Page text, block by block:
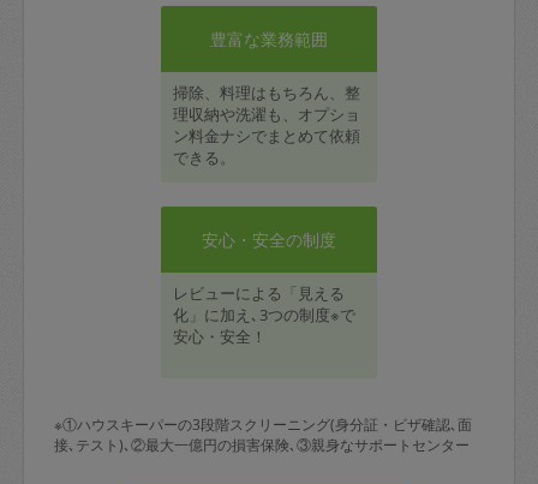
豊富な業務範囲
掃除、料理はもちろん、整
理収納や洗濯も、オプショ
ン料金ナシでまとめて依頼
できる。
安心・安全の制度
レビューによる「見える
化」に加え､3つの制度※で
安心・安全！
※①ハウスキーパーの3段階スクリーニング(身分証・ビザ確認､面
接､テスト)､②最大一億円の損害保険､③親身なサポートセンター